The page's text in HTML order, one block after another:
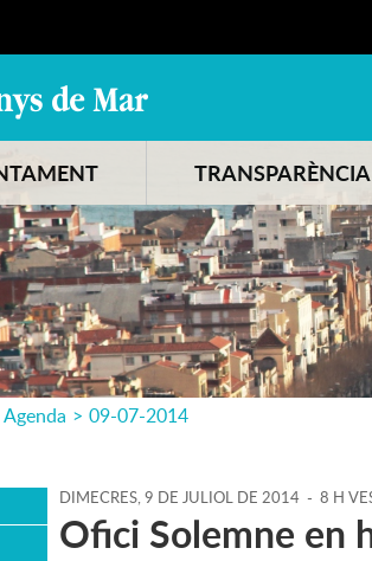
TRANSPARÈNCIA
Agenda > 09-07-2014
DIMECRES,9 DE JULIOL DE 2014 - 8 H
Ofici Solemne en